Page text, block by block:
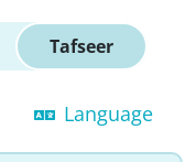
Tafseer
Language